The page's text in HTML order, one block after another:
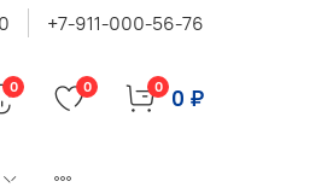
+7-911-000-56-76
0 0 0 0 ₽